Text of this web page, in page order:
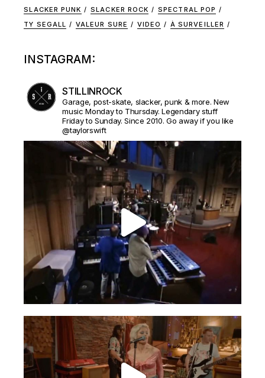
SLACKER PUNK SLACKER ROCK
SPECTRAL POP
TY SEGALL
VALEUR SURE VIDEO À SURVEILLER
INSTAGRAM:
STILLINROCK
Garage, post-skate, slacker, punk & more. New
music Monday to Thursday. Legendary stuff
Friday to Sunday. Since 2010. Go away if you like
@taylorswift